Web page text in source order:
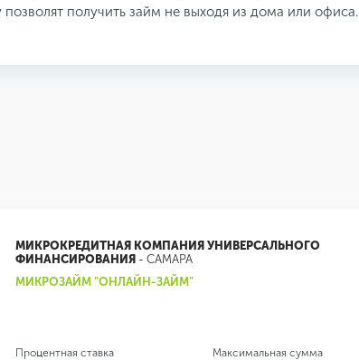
получить займ не выходя из дома или офиса.
МИКРОКРЕДИТНАЯ КОМПАНИЯ УНИВЕРСАЛЬНОГО
ФИНАНСИРОВАНИЯ - САМАРА
МИКРОЗАЙМ "ОНЛАЙН-ЗАЙМ"
Процентная ставка Максимальная сумма